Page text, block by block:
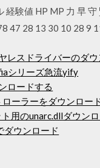
経験値 HP MP 力 早
47 28 13 30 10 28 9
レスドライバーのダウ
シリーズ急流yify
ロードする
ーラーをダウンロー
用のunarc.dllダウン
ダウンロード